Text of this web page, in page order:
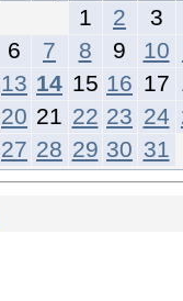
1
2
3
6 7 8 9 10
13 14 15 16 17
20 21 22 23 24
27 28 29 30 31